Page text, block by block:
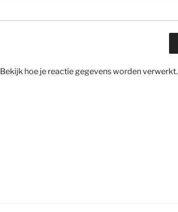
Bekijk hoe je reactie gegevens worden verwerkt.